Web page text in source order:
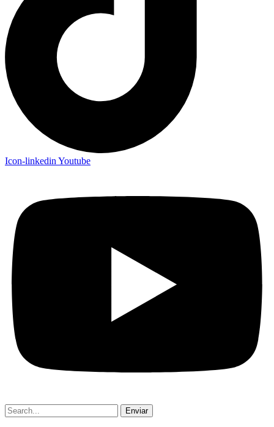
Icon-linkedinYoutube
Enviar